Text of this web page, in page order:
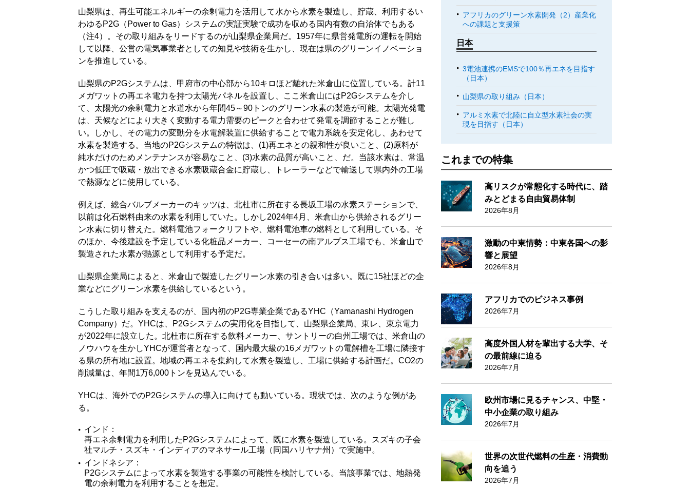
山梨県は、再生可能エネルギーの余剰電力を活用して水から水素を製造し、貯蔵、利用するい
わゆるP2G（Power to Gas）システムの実証実験で成功を収める国内有数の自治体でもある
（注4）。その取り組みをリードするのが山梨県企業局だ。1957年に県営発電所の運転を開始
して以降、公営の電気事業者としての知見や技術を生かし、現在は県のグリーンイノベーショ
ンを推進している。
山梨県のP2Gシステムは、甲府市の中心部から10キロほど離れた米倉山に位置している。計11
メガワットの再エネ電力を持つ太陽光パネルを設置し、ここ米倉山にはP2Gシステムを介し
て、太陽光の余剰電力と水道水から年間45～90トンのグリーン水素の製造が可能。太陽光発電
は、天候などにより大きく変動する電力需要のピークと合わせて発電を調節することが難し
い。しかし、その電力の変動分を水電解装置に供給することで電力系統を安定化し、あわせて
水素を製造する。当地のP2Gシステムの特徴は、(1)再エネとの親和性が良いこと、(2)原料が
純水だけのためメンテナンスが容易なこと、(3)水素の品質が高いこと、だ。当該水素は、常温
かつ低圧で吸蔵・放出できる水素吸蔵合金に貯蔵し、トレーラーなどで輸送して県内外の工場
で熱源などに使用している。
例えば、総合バルブメーカーのキッツは、北杜市に所在する長坂工場の水素ステーションで、
以前は化石燃料由来の水素を利用していた。しかし2024年4月、米倉山から供給されるグリー
ン水素に切り替えた。燃料電池フォークリフトや、燃料電池車の燃料として利用している。そ
のほか、今後建設を予定している化粧品メーカー、コーセーの南アルプス工場でも、米倉山で
製造された水素が熱源として利用する予定だ。
山梨県企業局によると、米倉山で製造したグリーン水素の引き合いは多い。既に15社ほどの企
業などにグリーン水素を供給しているという。
こうした取り組みを支えるのが、国内初のP2G専業企業であるYHC（Yamanashi Hydrogen
Company）だ。YHCは、P2Gシステムの実用化を目指して、山梨県企業局、東レ、東京電力
が2022年に設立した。北杜市に所在する飲料メーカー、サントリーの白州工場では、米倉山の
ノウハウを生かしYHCが運営者となって、国内最大級の16メガワットの電解槽を工場に隣接す
る県の所有地に設置。地域の再エネを集約して水素を製造し、工場に供給する計画だ。CO2の
削減量は、年間1万6,000トンを見込んでいる。
YHCは、海外でのP2Gシステムの導入に向けても動いている。現状では、次のような例があ
る。
インド：
再エネ余剰電力を利用したP2Gシステムによって、既に水素を製造している。スズキの子会
社マルチ・スズキ・インディアのマネサール工場（同国ハリヤナ州）で実施中。
インドネシア：
P2Gシステムによって水素を製造する事業の可能性を検討している。当該事業では、地熱発
電の余剰電力を利用することを想定。
アフリカのグリーン水素開発（2）産業化
への課題と支援策
日本
3電池連携のEMSで100％再エネを目指す
（日本）
山梨県の取り組み（日本）
アルミ水素で北陸に自立型水素社会の実
現を目指す（日本）
これまでの特集
高リスクが常態化する時代に、踏
みとどまる自由貿易体制
2026年8月
激動の中東情勢：中東各国への影
響と展望
2026年8月
アフリカでのビジネス事例
2026年7月
高度外国人材を輩出する大学、そ
の最前線に迫る
2026年7月
欧州市場に見るチャンス、中堅・
中小企業の取り組み
2026年7月
世界の次世代燃料の生産・消費動
向を追う
2026年7月